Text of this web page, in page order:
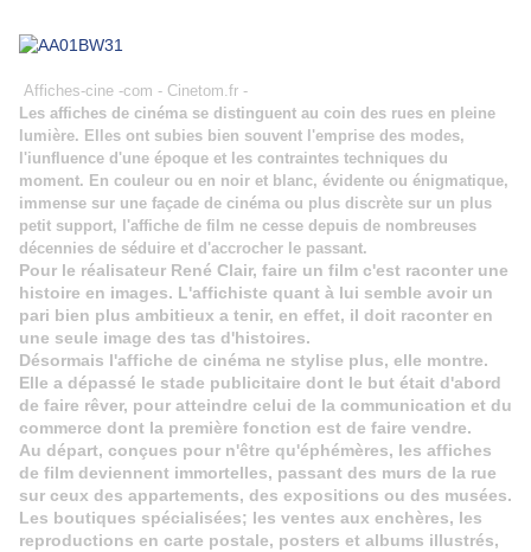
Affiches-cine -com - Cinetom.fr -
Les affiches de cinéma se distinguent au coin des rues en pleine
lumière. Elles ont subies bien souvent l'emprise des modes,
l'iunfluence d'une époque et les contraintes techniques du
moment. En couleur ou en noir et blanc, évidente ou énigmatique,
immense sur une façade de cinéma ou plus discrète sur un plus
petit support, l'affiche de film ne cesse depuis de nombreuses
décennies de séduire et d'accrocher le passant.
Pour le réalisateur René Clair, faire un film c'est raconter une
histoire en images. L'affichiste quant à lui semble avoir un
pari bien plus ambitieux a tenir, en effet, il doit raconter en
une seule image des tas d'histoires.
Désormais l'affiche de cinéma ne stylise plus, elle montre.
Elle a dépassé le stade publicitaire dont le but était d'abord
de faire rêver, pour atteindre celui de la communication et du
commerce dont la première fonction est de faire vendre.
Au départ, conçues pour n'être qu'éphémères, les affiches
de film deviennent immortelles, passant des murs de la rue
sur ceux des appartements, des expositions ou des musées.
Les boutiques spécialisées; les ventes aux enchères, les
reproductions en carte postale, posters et albums illustrés,